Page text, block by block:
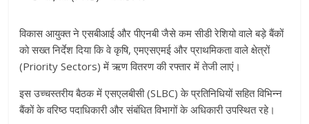
विकास आयुक्त ने एसबीआई और पीएनबी जैसे कम सीडी रेशियो वाले बड़े बैंकों
को सख्त निर्देश दिया कि वे कृषि, एमएसएमई और प्राथमिकता वाले क्षेत्रों
(Priority Sectors) में ऋण वितरण की रफ्तार में तेजी लाएं।
इस उच्चस्तरीय बैठक में एसएलबीसी (SLBC) के प्रतिनिधियों सहित विभिन्न
बैंकों के वरिष्ठ पदाधिकारी और संबंधित विभागों के अधिकारी उपस्थित रहे।